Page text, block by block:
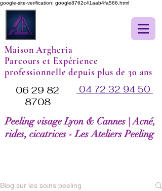
google-site-verification: google8762c41aab4fa566.html
Maison Argheria
Parcours et Expérience
professionnelle depuis plus de 30 ans
06 29 82
8708
04 72 32 94 50
Peeling visage Lyon & Cannes | Acné,
rides, cicatrices - Les Ateliers Peeling
Blog sur les soins peeling